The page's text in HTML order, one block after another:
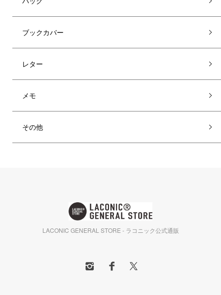
ブックカバー
レター
メモ
その他
LACONIC GENERAL STORE - ラコニック公式通販